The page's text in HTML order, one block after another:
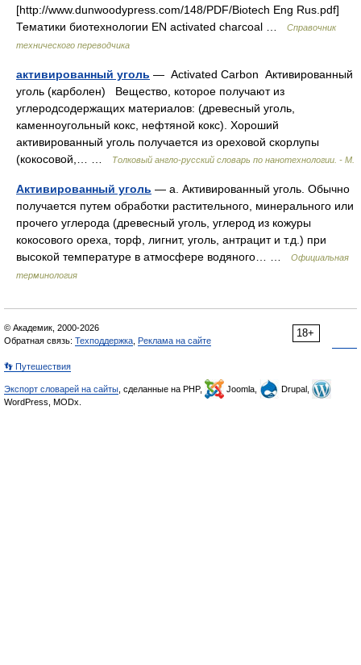
[http://www.dunwoodypress.com/148/PDF/Biotech Eng Rus.pdf]
Тематики биотехнологии EN activated charcoal …
Справочник
технического переводчика
активированный уголь — Activated Carbon Активированный
уголь (карболен) Вещество, которое получают из
углеродсодержащих материалов: (древесный уголь,
каменноугольный кокс, нефтяной кокс). Хороший
активированный уголь получается из ореховой скорлупы
(кокосовой,… …
Толковый англо-русский словарь по нанотехнологии. - М.
Активированный уголь — а. Активированный уголь. Обычно
получается путем обработки растительного, минерального или
прочего углерода (древесный уголь, углерод из кожуры
кокосового ореха, торф, лигнит, уголь, антрацит и т.д.) при
высокой температуре в атмосфере водяного… …
Официальная
терминология
18+
© Академик, 2000-2026
Обратная связь: Техподдержка Реклама на сайте
👣 Путешествия
Экспорт словарей на сайты , сделанные на PHP, Joomla,
Drupal,
WordPress, MODx.